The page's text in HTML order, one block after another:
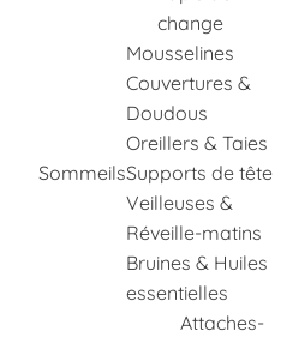
change
Sommeils
Mousselines
Couvertures &
Doudous
Oreillers & Taies
Supports de tête
Veilleuses &
Réveille-matins
Bruines & Huiles
essentielles
Attaches-